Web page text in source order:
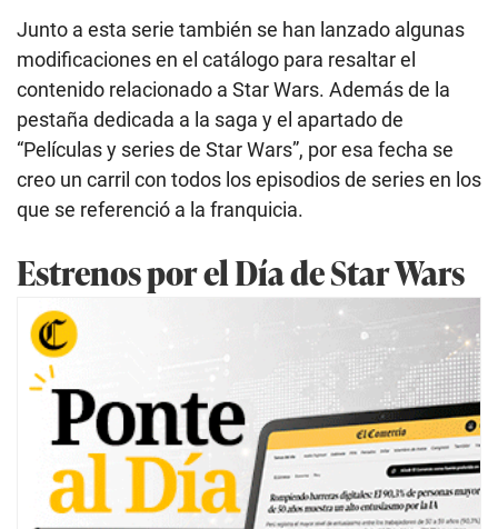
Junto a esta serie también se han lanzado algunas
modificaciones en el catálogo para resaltar el
contenido relacionado a Star Wars. Además de la
pestaña dedicada a la saga y el apartado de
“Películas y series de Star Wars”, por esa fecha se
creo un carril con todos los episodios de series en los
que se referenció a la franquicia.
Estrenos por el Día de Star Wars